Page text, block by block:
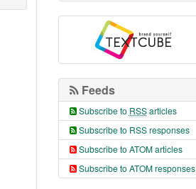
Feeds
Subscribe to RSSarticles
Subscribe to RSS responses
Subscribe to ATOM articles
Subscribe to ATOM responses